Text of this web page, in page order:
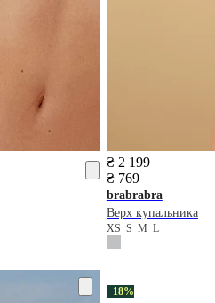
₴ 2 199
₴ 769
brabrabra
Верх купальника
XS S M L
−18%